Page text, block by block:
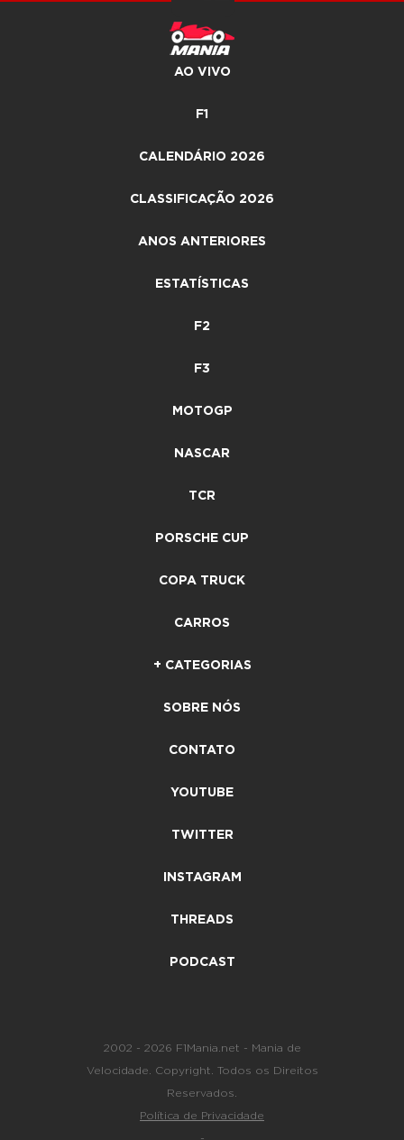
AO VIVO
F1
CALENDÁRIO 2026
CLASSIFICAÇÃO 2026
ANOS ANTERIORES
ESTATÍSTICAS
F2
F3
MOTOGP
NASCAR
TCR
PORSCHE CUP
COPA TRUCK
CARROS
+ CATEGORIAS
SOBRE NÓS
CONTATO
YOUTUBE
TWITTER
INSTAGRAM
THREADS
PODCAST
2002 - 2026 F1Mania.net - Mania de
Velocidade. Copyright. Todos os Direitos
Reservados.
Política de Privacidade
-